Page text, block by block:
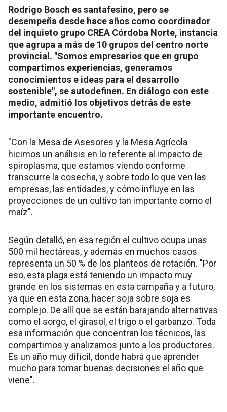
Rodrigo Bosch es santafesino, pero se
desempeña desde hace años como coordinador
del inquieto grupo CREA Córdoba Norte, instancia
que agrupa a más de 10 grupos del centro norte
provincial. "Somos empresarios que en grupo
compartimos experiencias, generamos
conocimientos e ideas para el desarrollo
sostenible", se autodefinen. En diálogo con este
medio, admitió los objetivos detrás de este
importante encuentro.
"Con la Mesa de Asesores y la Mesa Agrícola
hicimos un análisis en lo referente al impacto de
spiroplasma, que estamos viendo conforme
transcurre la cosecha, y sobre todo lo que ven las
empresas, las entidades, y cómo influye en las
proyecciones de un cultivo tan importante como el
maíz".
Según detalló, en esa región el cultivo ocupa unas
500 mil hectáreas, y además en muchos casos
representa un 50 % de los planteos de rotación. "Por
eso, esta plaga está teniendo un impacto muy
grande en los sistemas en esta campaña y a futuro,
ya que en esta zona, hacer soja sobre soja es
complejo. De allí que se están barajando alternativas
como el sorgo, el girasol, el trigo o el garbanzo. Toda
esa información que concentran los técnicos, las
compartimos y analizamos junto a los productores.
Es un año muy difícil, donde habrá que aprender
mucho para tomar buenas decisiones el año que
viene".